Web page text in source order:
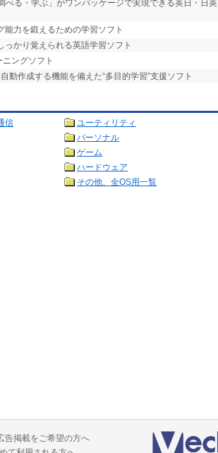
べる・学ぶ」がワンパッケージで実現できる英日・日英
力を鍛えるための学習ソフト
かり覚えられる英語学習ソフト
ングソフト
動作成する機能を備えた“多目的学習”支援ソフト
信
ユーティリティ
パーソナル
ゲーム
ハードウェア
その他、全OS用一覧
告掲載をご希望の方へ